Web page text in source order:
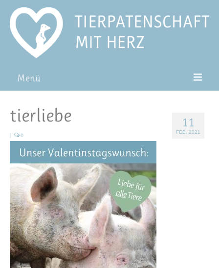
Menü
Pat*in werden
Blog
FAQ
11
FEB. 2021
tierliebe
| 0